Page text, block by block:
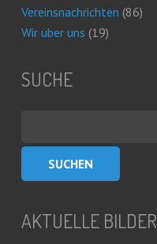
Vereinsnachrichten (86)
Wir über uns (19)
SUCHE
AKTUELLE BILDER